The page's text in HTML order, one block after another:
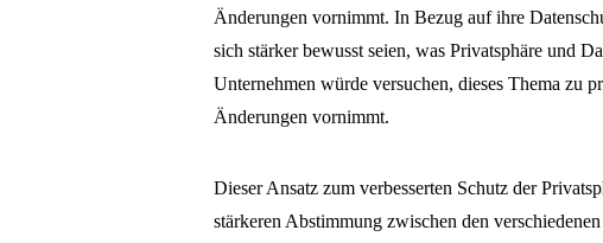
Änderungen vornimmt. In Bezug auf ihre
sich stärker bewusst seien, was Privatsphäre und
Unternehmen würde versuchen, dieses Thema zu
Änderungen vornimmt.
Dieser Ansatz zum verbesserten Schutz der
stärkeren Abstimmung zwischen den